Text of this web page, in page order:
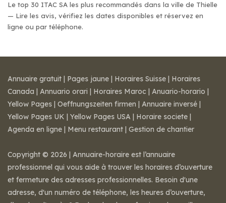
Le top 30 ITAC SA les plus recommandés dans la ville de Thielle
— Lire les avis, vérifiez les dates disponibles et réservez en
ligne ou par téléphone.
Annuaire gratuit | Pages jaune | Horaires Suisse | Horaires
Canada | Annuario orari | Horaires Maroc | Anuario-horario |
Yellow Pages | Oeffnungszeiten firmen | Annuaire inversé |
Yellow Pages UK | Yellow Pages USA | Horaire societe |
Agenda en ligne | Menu restaurant | Gestion de chantier
Copyright © 2026 | Annuaire-horaire est l’annuaire
professionnel qui vous aide à trouver les horaires d’ouverture
et fermeture des adresses professionnelles. Besoin d'une
adresse, d'un numéro de téléphone, les heures d’ouverture,